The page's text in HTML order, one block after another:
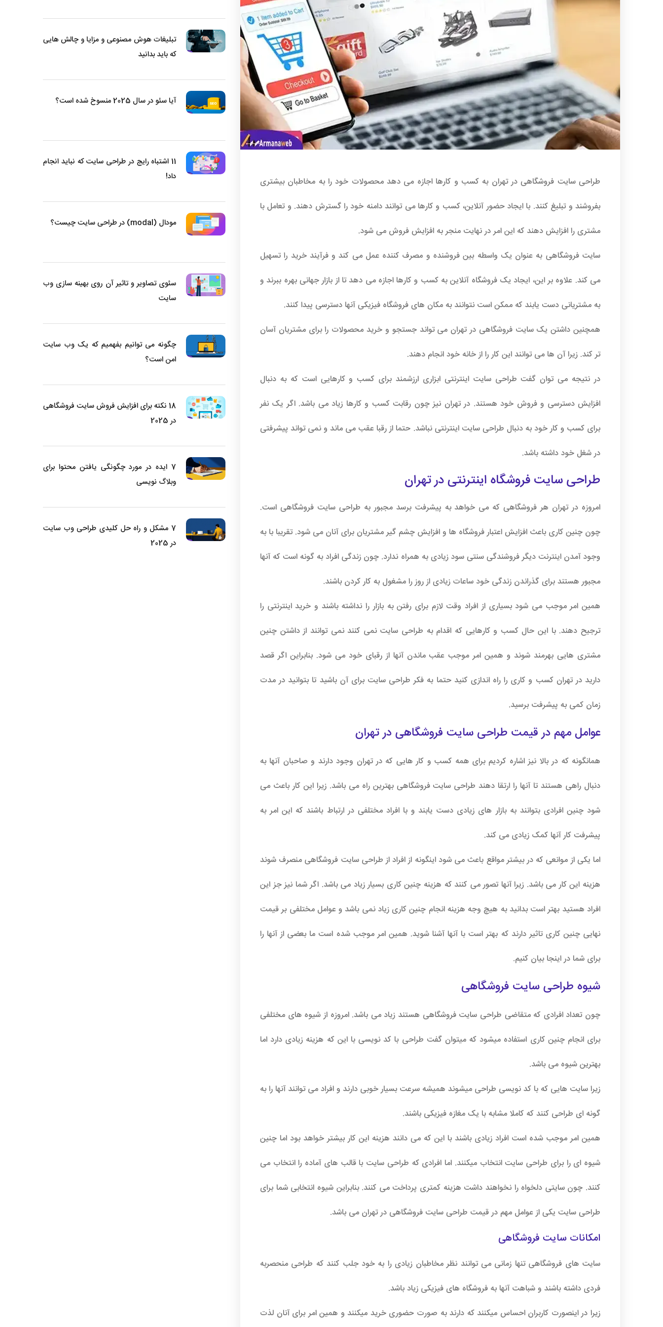
طراحی سایت فروشگاهی در تهران به کسب و کارها اجازه می دهد محصولات خود را به مخاطبان بیشتری
بفروشند و تبلیغ کنند. با ایجاد حضور آنلاین، کسب و کارها می توانند دامنه خود را گسترش دهند. و تعامل با
مشتری را افزایش دهند که این امر در نهایت منجر به افزایش فروش می شود.
سایت فروشگاهی به عنوان یک واسطه بین فروشنده و مصرف کننده عمل می کند و فرآیند خرید را تسهیل
می کند. علاوه بر این، ایجاد یک فروشگاه آنلاین به کسب و کارها اجازه می دهد تا از بازار جهانی بهره ببرند و
به مشتریانی دست یابند که ممکن است نتوانند به مکان های فروشگاه فیزیکی آنها دسترسی پیدا کنند.
همچنین داشتن یک سایت فروشگاهی در تهران می تواند جستجو و خرید محصولات را برای مشتریان آسان
تر کند. زیرا آن ها می توانند این کار را از خانه خود انجام دهند.
در نتیجه می توان گفت طراحی سایت اینترنتی ابزاری ارزشمند برای کسب و کارهایی است که به دنبال
افزایش دسترسی و فروش خود هستند. در تهران نیز چون رقابت کسب و کارها زیاد می باشد. اگر یک نفر
برای کسب و کار خود به دنبال طراحی سایت اینترنتی نباشد. حتما از رقبا عقب می ماند و نمی تواند پیشرفتی
در شغل خود داشته باشد.
طراحی سایت فروشگاه اینترنتیدر تهران
امروزه در تهران هر فروشگاهی که می خواهد به پیشرفت برسد مجبور به طراحی سایت فروشگاهی است.
چون چنین کاری باعث افزایش اعتبار فروشگاه ها و افزایش چشم گیر مشتریان برای آنان می شود. تقریبا با به
وجود آمدن اینترنت دیگر فروشندگی سنتی سود زیادی به همراه ندارد. چون زندگی افراد به گونه است که آنها
مجبور هستند برای گذراندن زندگی خود ساعات زیادی از روز را مشغول به کار کردن باشند.
همین امر موجب می شود بسیاری از افراد وقت لازم برای رفتن به بازار را نداشته باشند و خرید اینترنتی را
ترجیح دهند. با این حال کسب و کارهایی که اقدام به طراحی سایت نمی کنند نمی توانند از داشتن چنین
مشتری هایی بهرمند شوند و همین امر موجب عقب ماندن آنها از رقبای خود می شود. بنابراین اگر قصد
دارید در تهران کسب و کاری را راه اندازی کنید حتما به فکر طراحی سایت برای آن باشید تا بتوانید در مدت
زمان کمی به پیشرفت برسید.
عوامل مهم در قیمت طراحی سایت فروشگاهی در تهران
همانگونه که در بالا نیز اشاره کردیم برای همه کسب و کار هایی که در تهران وجود دارند و صاحبان آنها به
دنبال راهی هستند تا آنها را ارتقا دهند طراحی سایت فروشگاهی بهترین راه می باشد. زیرا این کار باعث می
شود چنین افرادی بتوانند به بازار های زیادی دست یابند و با افراد مختلفی در ارتباط باشند که این امر به
پیشرفت کار آنها کمک زیادی می کند.
اما یکی از موانعی که در بیشتر مواقع باعث می شود اینگونه از افراد از طراحی سایت فروشگاهی منصرف شوند
هزینه این کار می باشد. زیرا آنها تصور می کنند که هزینه چنین کاری بسیار زیاد می باشد. اگر شما نیز جز این
افراد هستید بهتر است بدانید به هیچ وجه هزینه انجام چنین کاری زیاد نمی باشد و عوامل مختلفی بر قیمت
نهایی چنین کاری تاثیر دارند که بهتر است با آنها آشنا شوید. همین امر موجب شده است ما بعضی از آنها را
برای شما در اینجا بیان کنیم.
شیوه طراحی سایت فروشگاهی
چون تعداد افرادی که متقاضی طراحی سایت فروشگاهی هستند زیاد می باشد. امروزه از شیوه های مختلفی
برای انجام چنین کاری استفاده میشود که میتوان گفت طراحی با کد نویسی با این که هزینه زیادی دارد اما
بهترین شیوه می باشد.
زیرا سایت هایی که با کد نویسی طراحی میشوند همیشه سرعت بسیار خوبی دارند و افراد می توانند آنها را به
گونه ای طراحی کنند که کاملا مشابه با یک مغازه فیزیکی باشند.
همین امر موجب شده است افراد زیادی باشند با این که می دانند هزینه این کار بیشتر خواهد بود اما چنین
شیوه ای را برای طراحی سایت انتخاب میکنند. اما افرادی که طراحی سایت با قالب های آماده را انتخاب می
کنند. چون سایتی دلخواه را نخواهند داشت هزینه کمتری پرداخت می کنند. بنابراین شیوه انتخابی شما برای
طراحی سایت یکی از عوامل مهم در قیمت طراحی سایت فروشگاهی در تهران می باشد.
امکانات سایت فروشگاهی
سایت های فروشگاهی تنها زمانی می توانند نظر مخاطبان زیادی را به خود جلب کنند که طراحی منحصربه
فردی داشته باشند و شباهت آنها به فروشگاه های فیزیکی زیاد باشد.
زیرا در اینصورت کاربران احساس میکنند که دارند به صورت حضوری خرید میکنند و همین امر برای آنان لذت
تبلیغات هوش مصنوعی و مزایا و چالش هایی
که باید بدانید
آیا سئو در سال 2025 منسوخ شده است؟
11 اشتباه رایج در طراحی سایت که نباید انجام
داد!
مودال (modal) در طراحی سایت چیست؟
سئوی تصاویر و تاثیر آن روی بهینه سازی وب
سایت
چگونه می توانیم بفهمیم که یک وب سایت
امن است؟
18 نکته برای افزایش فروش سایت فروشگاهی
در 2025
7 ایده در مورد چگونگی یافتن محتوا برای
وبلاگ نویسی
7 مشکل و راه حل کلیدی طراحی وب سایت
در 2025